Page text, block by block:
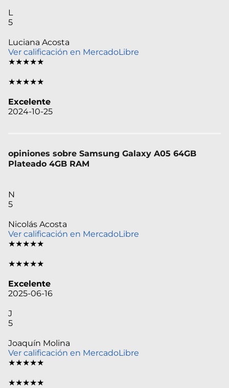
L
5
Luciana Acosta
Ver calificación en MercadoLibre
★★★★★
★★★★★
Excelente
2024-10-25
opiniones sobre Samsung Galaxy A05 64GB
Plateado 4GB RAM
N
5
Nicolás Acosta
Ver calificación en MercadoLibre
★★★★★
★★★★★
Excelente
2025-06-16
J
5
Joaquín Molina
Ver calificación en MercadoLibre
★★★★★
★★★★★